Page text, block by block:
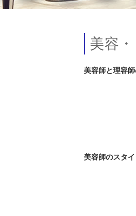
美容
美容師と理容
美容師のスタイ